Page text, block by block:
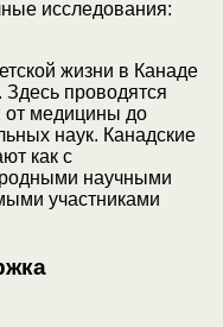
жизни в Канаде
проводятся
от медицины до
наук. Канадские
как с
научными
участниками